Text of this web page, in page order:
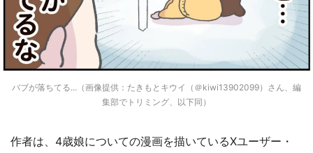
バブが落ちてる...（画像提供：たきもとキウイ（＠kiwi13902099）さん、編
集部でトリミング、以下同）
作者は、4歳娘についての漫画を描いているXユーザー・